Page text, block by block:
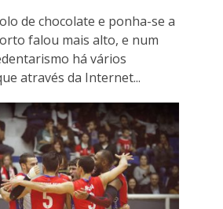
de chocolate e ponha-se a
falou mais alto, e num
há vários
através da Internet...